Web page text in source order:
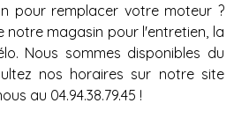
pour remplacer votre moteur ?
notre magasin pour l'entretien, la
Nous sommes disponibles du
nos horaires sur notre site
au 04.94.38.79.45 !